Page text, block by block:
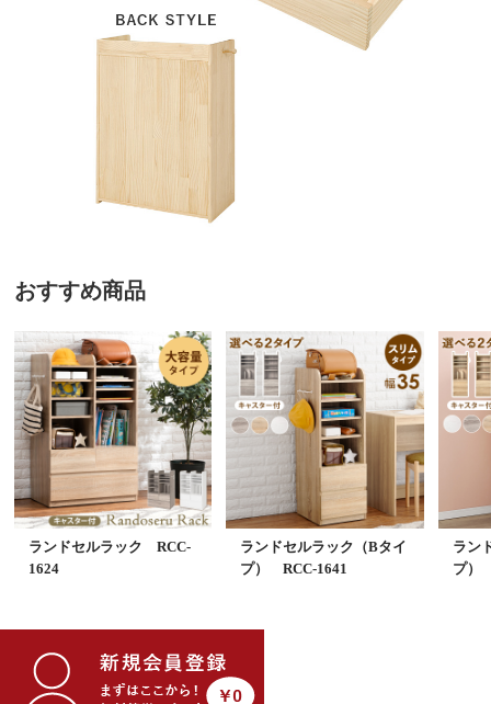
おすすめ商品
ランドセルラック RCC-
1624
ランドセルラック（Bタイ
プ） RCC-1641
ラン
プ）